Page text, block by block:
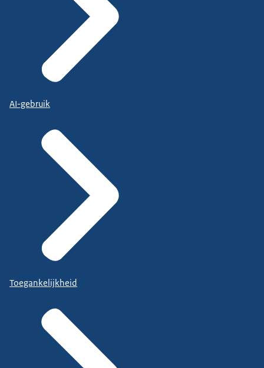
AI-gebruik
Toegankelijkheid